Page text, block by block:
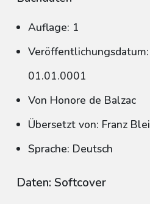
Auflage: 1
Veröffentlichungsdatum:
01.01.0001
Von Honore de Balzac
Übersetzt von: Franz Blei
Sprache: Deutsch
Daten: Softcover